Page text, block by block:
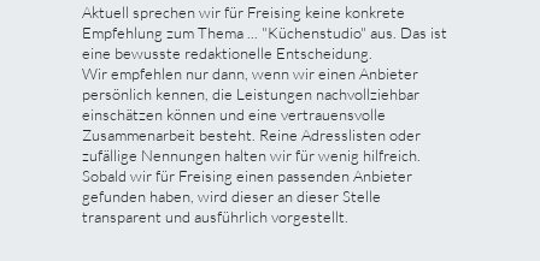
Aktuell sprechen wir für Freising keine konkrete
Empfehlung zum Thema ... "Küchenstudio" aus. Das ist
eine bewusste redaktionelle Entscheidung.
Wir empfehlen nur dann, wenn wir einen Anbieter
persönlich kennen, die Leistungen nachvollziehbar
einschätzen können und eine vertrauensvolle
Zusammenarbeit besteht. Reine Adresslisten oder
zufällige Nennungen halten wir für wenig hilfreich.
Sobald wir für Freising einen passenden Anbieter
gefunden haben, wird dieser an dieser Stelle
transparent und ausführlich vorgestellt.